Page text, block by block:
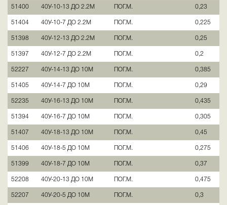
51400 40У-10-13 ДО 2.2М ПОГ.М. 0,23
51404 40У-10-7 ДО 2.2М ПОГ.М. 0,225
51398 40У-12-13 ДО 2.2М ПОГ.М. 0,25
51397 40У-12-7 ДО 2.2М ПОГ.М. 0,2
52227 40У-14-13 ДО 10М ПОГ.М. 0,385
51405 40У-14-7 ДО 10М ПОГ.М. 0,29
52235 40У-16-13 ДО 10М ПОГ.М. 0,435
51394 40У-16-7 ДО 10М ПОГ.М. 0,305
51407 40У-18-13 ДО 10М ПОГ.М. 0,45
51406 40У-18-5 ДО 10М ПОГ.М. 0,275
51399 40У-18-7 ДО 10М ПОГ.М. 0,37
52208 40У-20-13 ДО 10М ПОГ.М. 0,475
52207 40У-20-5 ДО 10М ПОГ.М. 0,3